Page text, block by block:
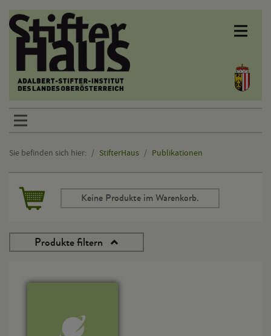
Sprunglinks
Sie befinden sich hier: StifterHaus Publikationen
Hauptinhalt
Keine Produkte im Warenkorb.
Produkte filtern